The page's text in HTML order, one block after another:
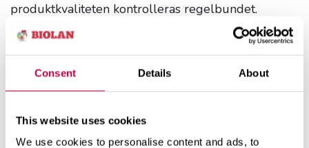
Consent Details About
This website uses cookies
We use cookies to personalise content and ads, to
produktkvaliteten kontrolleras regelbundet.
Inspecta Sertifiointi Oy kontrollerar regelbundet
tillverkarens kvalitetsfunktioner och testar
första kolet i Finland som fick SFS-märkning.
kvalitetskontroll som garanterar att Grillisti Kol
håller hög kvalitet.